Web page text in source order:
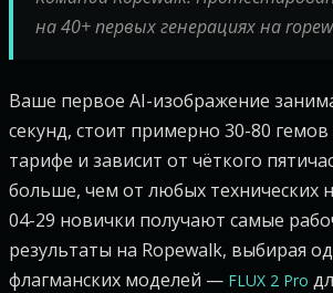
на 40+ первых генерациях на
Ваше первое AI-изображение
секунд, стоит примерно 30-80
тарифе и зависит от чёткого
больше, чем от любых технических
04-29 новички получают самые
результаты на Ropewalk, выбирая
флагманских моделей — FLUX 2 Pro